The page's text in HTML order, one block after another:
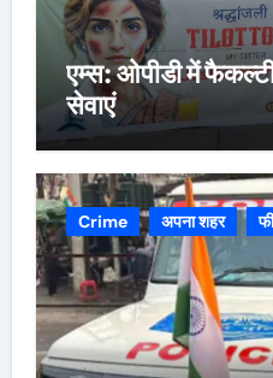
एम्स: ओपीडी में फैकल्टी
सेवाएं
Crime अपना शहर